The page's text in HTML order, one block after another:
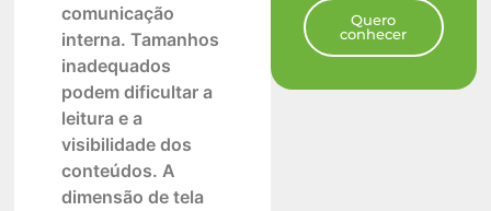
comunicação
interna. Tamanhos
inadequados
podem dificultar a
leitura e a
visibilidade dos
conteúdos. A
dimensão de tela
Quero
conhecer